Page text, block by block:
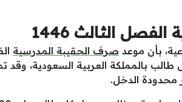
الثالث 1446
بأن موعد صرف الحقيبة المدرسية
240 ريال سعودي لكل طالب بالمملكة العربية
محدودة الدخل.